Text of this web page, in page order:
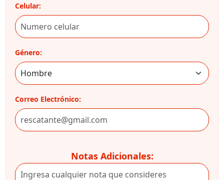
Celular:
Género:
Correo Electrónico:
Notas Adicionales: